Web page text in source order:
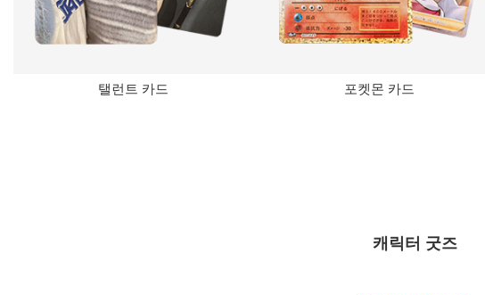
탤런트 카드 포켓몬 카드
캐릭터 굿즈